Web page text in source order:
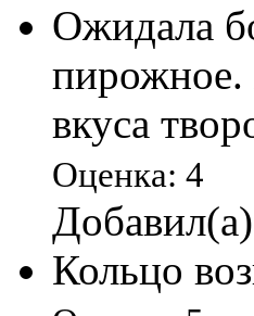
Ожидала
пирожное.
вкуса
Оценка: 4
Кольцо